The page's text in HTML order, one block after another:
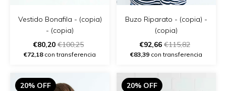
Vestido Bonafila - (copia)
- (copia)
€80,20 €100,25
€72,18con transferencia
Buzo Riparato - (copia) -
(copia)
€92,66 €115,82
€83,39 con transferencia
20% OFF 20% OFF